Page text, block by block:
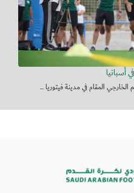
المقام في مدينة فيتوريا ...